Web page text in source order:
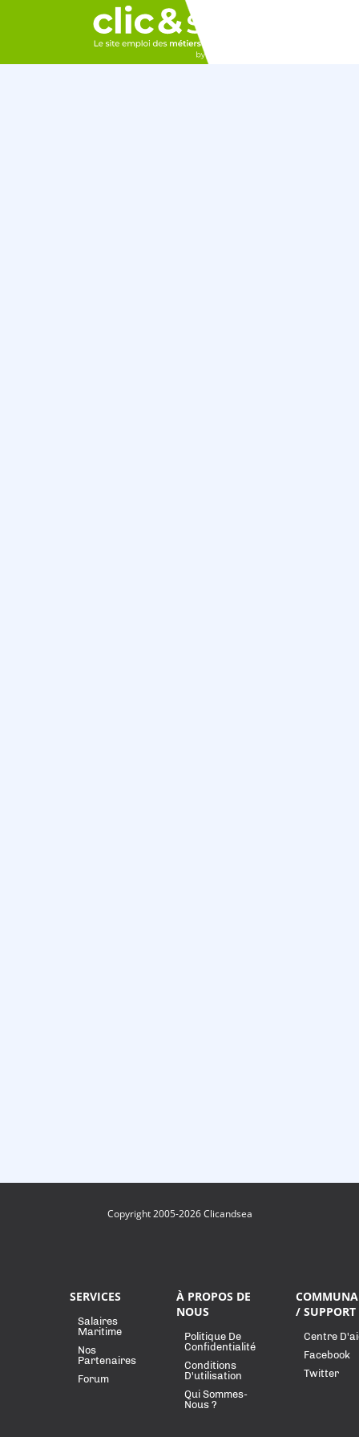
Copyright 2005-2026 Clicandsea
SERVICES
Salaires
Maritime
Nos
Partenaires
Forum
À PROPOS DE
NOUS
Politique De
Confidentialité
Conditions
D'utilisation
Qui Sommes-
Nous ?
/ SUPPORT
Centre
Facebook
Twitter